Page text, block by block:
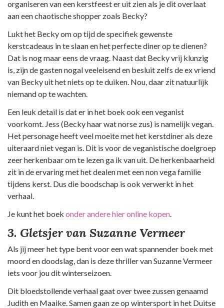
organiseren van een kerstfeest er uit zien als je dit overlaat
aan een chaotische shopper zoals Becky?
Lukt het Becky om op tijd de specifiek gewenste
kerstcadeaus in te slaan en het perfecte diner op te dienen?
Dat is nog maar eens de vraag. Naast dat Becky vrij klunzig
is, zijn de gasten nogal veeleisend en besluit zelfs de ex vriend
van Becky uit het niets op te duiken. Nou, daar zit natuurlijk
niemand op te wachten.
Een leuk detail is dat er in het boek ook een veganist
voorkomt. Jess (Becky haar wat norse zus) is namelijk vegan.
Het personage heeft veel moeite met het kerstdiner als deze
uiteraard niet vegan is. Dit is voor de veganistische doelgroep
zeer herkenbaar om te lezen ga ik van uit. De herkenbaarheid
zit in de ervaring met het dealen met een non vega familie
tijdens kerst. Dus die boodschap is ook verwerkt in het
verhaal.
Je kunt het boek onder andere hier online kopen
3. Gletsjer van Suzanne Vermeer
Als jij meer het type bent voor een wat spannender boek met
moord en doodslag, dan is deze thriller van Suzanne Vermeer
iets voor jou dit winterseizoen.
Dit bloedstollende verhaal gaat over twee zussen genaamd
Judith en Maaike. Samen gaan ze op wintersport in het Duitse